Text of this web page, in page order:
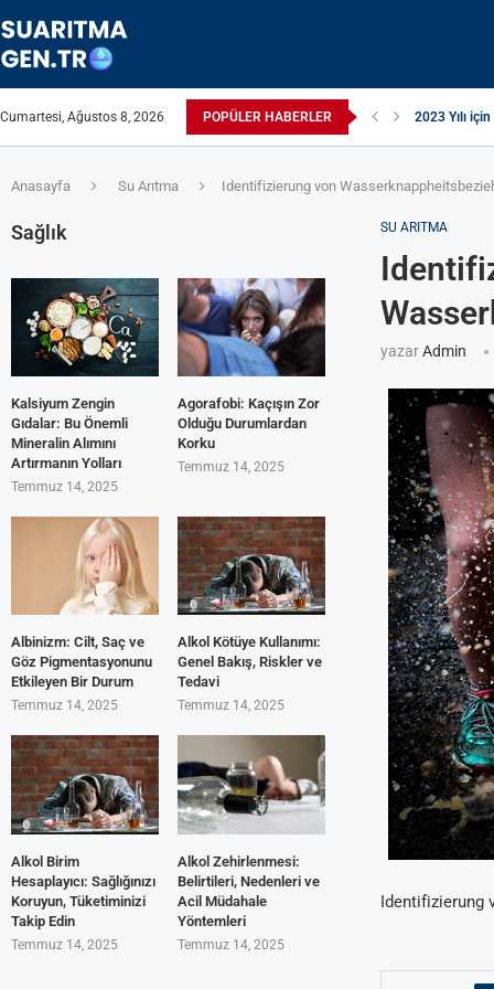
Cumartesi, Ağustos 8, 2026 POPÜLER HABERLER 2023 Yılı
Anasayfa Su Arıtma Identifizierung von
SU ARITMA
yazarAdmin
Identifizierung
Sağlık
Kalsiyum Zengin
Gıdalar: Bu Önemli
Mineralin Alımını
Artırmanın Yolları
Temmuz 14, 2025
Agorafobi: Kaçışın Zor
Olduğu Durumlardan
Korku
Temmuz 14, 2025
Albinizm: Cilt, Saç ve
Göz Pigmentasyonunu
Etkileyen Bir Durum
Temmuz 14, 2025
Alkol Kötüye Kullanımı:
Genel Bakış, Riskler ve
Tedavi
Temmuz 14, 2025
Alkol Birim
Hesaplayıcı: Sağlığınızı
Koruyun, Tüketiminizi
Takip Edin
Temmuz 14, 2025
Alkol Zehirlenmesi:
Belirtileri, Nedenleri ve
Acil Müdahale
Yöntemleri
Temmuz 14, 2025